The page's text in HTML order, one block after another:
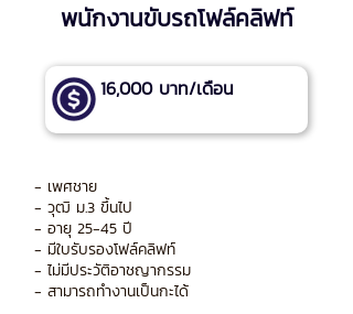
พนักงานขับรถโฟล์คลิฟท์
16,000 บาท/เดือน
- เพศชาย
- วุฒิ ม.3 ขึ้นไป
- อายุ 25-45 ปี
- มีใบรับรองโฟล์คลิฟท์
- ไม่มีประวัติอาชญากรรม
- สามารถทำงานเป็นกะได้